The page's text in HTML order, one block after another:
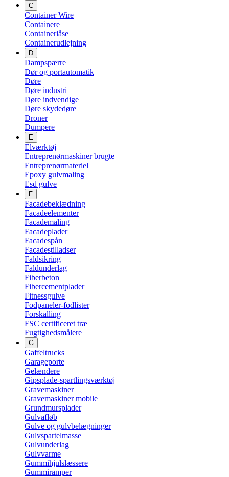
C
Container Wire
Containere
Containerlåse
Containerudlejning
D
Dampspærre
Dør og portautomatik
Døre
Døre industri
Døre indvendige
Døre skydedøre
Droner
Dumpere
E
Elværktøj
Entreprenørmaskiner brugte
Entreprenørmateriel
Epoxy gulvmaling
Esd gulve
F
Facadebeklædning
Facadeelementer
Facademaling
Facadeplader
Facadespån
Facadestilladser
Faldsikring
Faldunderlag
Fiberbeton
Fibercementplader
Fitnessgulve
Fodpaneler-fodlister
Forskalling
FSC certificeret træ
Fugtighedsmålere
G
Gaffeltrucks
Garageporte
Gelændere
Gipsplade-spartlingsværktøj
Gravemaskiner
Gravemaskiner mobile
Grundmursplader
Gulvafløb
Gulve og gulvbelægninger
Gulvspartelmasse
Gulvunderlag
Gulvvarme
Gummihjulslæssere
Gummiramper